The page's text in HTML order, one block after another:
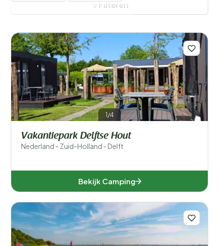
Populaire filters
Zwemmen
Algemeen
Filters opslaan
Filteren
1/4
Vakantiepark Delftse Hout
Nederland - Zuid-Holland - Delft
Bekijk Camping